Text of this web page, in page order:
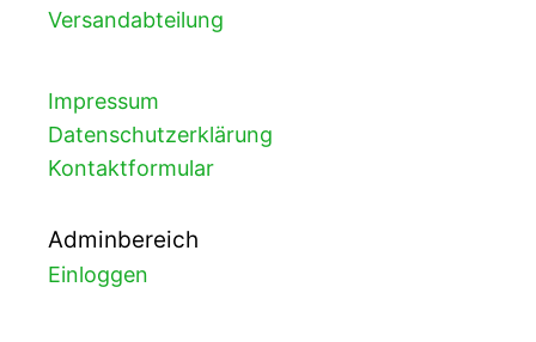
Versandabteilung
Impressum
Datenschutzerklärung
Kontaktformular
Adminbereich
Einloggen